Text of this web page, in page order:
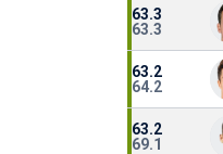
63.3
63.3
63.2
64.2
63.2
69.1